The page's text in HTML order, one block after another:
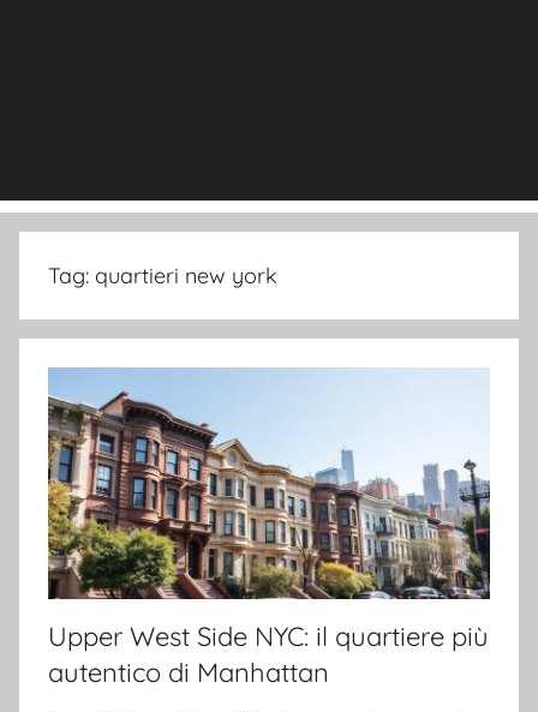
Tag: quartieri new york
Upper West Side NYC: il quartiere più
autentico di Manhattan